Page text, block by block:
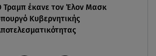
Τραμπ έκανε τον Έλον Μασκ
Κυβερνητικής